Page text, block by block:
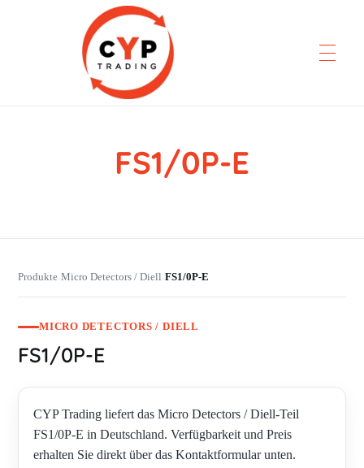
FS1/0P-E
Produkte›Micro Detectors / Diell›FS1/0P-E
MICRO DETECTORS / DIELL
FS1/0P-E
CYP Trading liefert das Micro Detectors / Diell-Teil
FS1/0P-E in Deutschland. Verfügbarkeit und Preis
erhalten Sie direkt über das Kontaktformular unten.